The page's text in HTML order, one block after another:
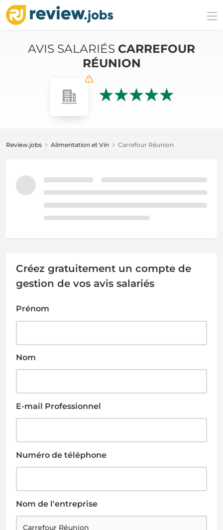
AVIS SALARIÉS CARREFOUR
RÉUNION
Review.jobs Alimentation et Vin Carrefour Réunion
Créez gratuitement un compte de
gestion de vos avis salariés
Prénom
Nom
E-mail Professionnel
Numéro de téléphone
Nom de l'entreprise